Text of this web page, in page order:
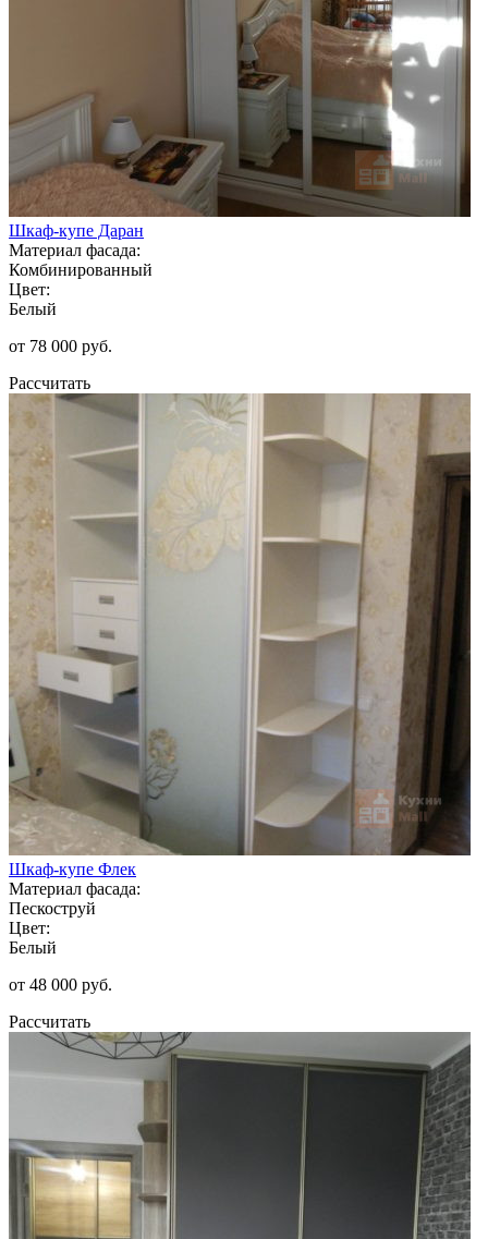
Шкаф-купе Даран
Материал фасада:
Комбинированный
Цвет:
Белый
от 78 000 руб.
Рассчитать
Шкаф-купе Флек
Материал фасада:
Пескоструй
Цвет:
Белый
от 48 000 руб.
Рассчитать